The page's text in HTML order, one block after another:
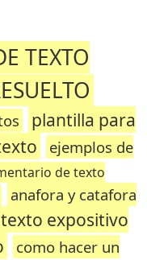
TEXTO
plantilla para
ejemplos de
de texto
anafora y catafora
expositivo
como hacer un